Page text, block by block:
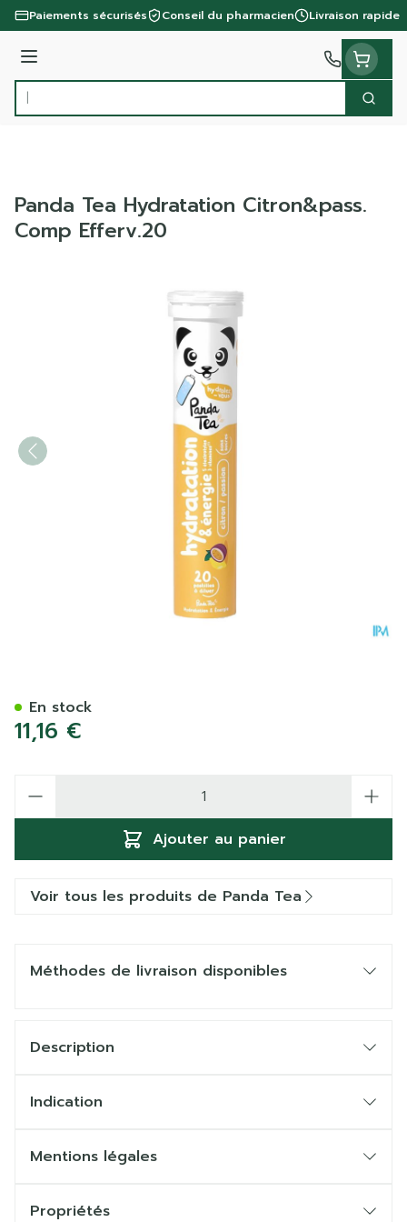
Aller au contenu
Paiements sécurisés Conseil du pharmacien Livraison rapide
Menu
Rechercher
Panda Tea Hydratation Citron&pass.
Comp Efferv.20
11,16 €
Ajouter au panier
En stock
Voir tous les produits de Panda Tea
Méthodes de livraison disponibles
Description
Indication
Mentions légales
Propriétés